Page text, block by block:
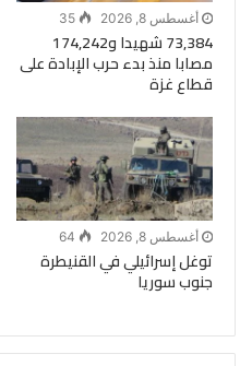
أغسطس 8, 2026 35
73,384 شهيدا و174,242
مصابا منذ بدء حرب الإبادة على
قطاع غزة
أغسطس 8, 2026 64
توغل إسرائيلي في القنيطرة
جنوب سوريا